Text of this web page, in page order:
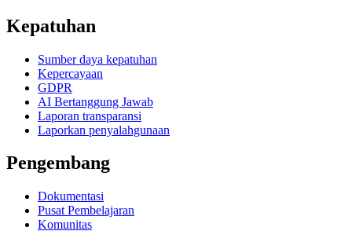
Kepatuhan
Sumber daya kepatuhan
Kepercayaan
GDPR
AI Bertanggung Jawab
Laporan transparansi
Laporkan penyalahgunaan
Pengembang
Dokumentasi
Pusat Pembelajaran
Komunitas